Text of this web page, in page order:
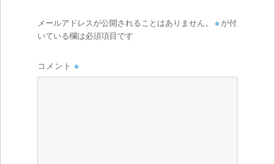
メールアドレスが公開されることはありません。 ※が付
いている欄は必須項目です
コメント ※